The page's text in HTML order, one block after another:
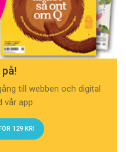
till webben och digital
vår app
129 KR!